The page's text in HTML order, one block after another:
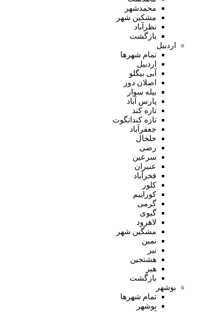
محمدشهر
مشکین شهر
نظرآباد
بازگشت
اردبیل
تمام شهر‌ها
اردبیل
آبی بیگلو
اصلان دوز
بیله سوار
پارس آباد
تازه کند
تازه کندانگوت
جعفرآباد
خلخال
رضی
سرعین
عنبران
فخرآباد
کلور
کوراییم
گرمی
گیوی
لاهرود
مشگین شهر
نمین
نیر
هشتجین
هیر
بازگشت
بوشهر
تمام شهر‌ها
بوشهر